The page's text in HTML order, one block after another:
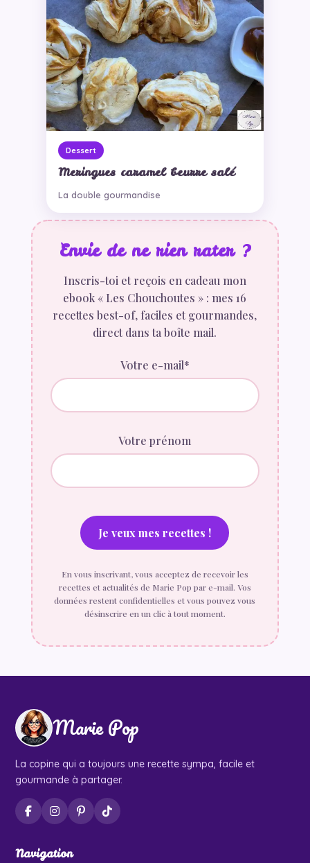
Dessert
Meringues caramel beurre salé
La double gourmandise
Envie de ne rien rater ?
Inscris-toi et reçois en cadeau mon
ebook « Les Chouchoutes » : mes 16
recettes best-of, faciles et gourmandes,
direct dans ta boîte mail.
Votre e-mail*
Votre prénom
En vous inscrivant, vous acceptez de recevoir les
recettes et actualités de Marie Pop par e-mail. Vos
données restent confidentielles et vous pouvez vous
désinscrire en un clic à tout moment.
Marie Pop
La copine qui a toujours une recette sympa, facile et
gourmande à partager.
Navigation